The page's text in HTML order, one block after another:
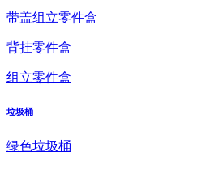
带盖组立零件盒
背挂零件盒
组立零件盒
垃圾桶
绿色垃圾桶